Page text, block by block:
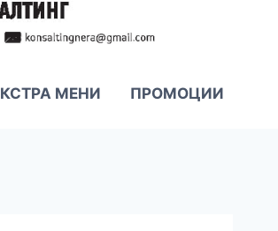
МЕНИ ПРОМОЦИИ